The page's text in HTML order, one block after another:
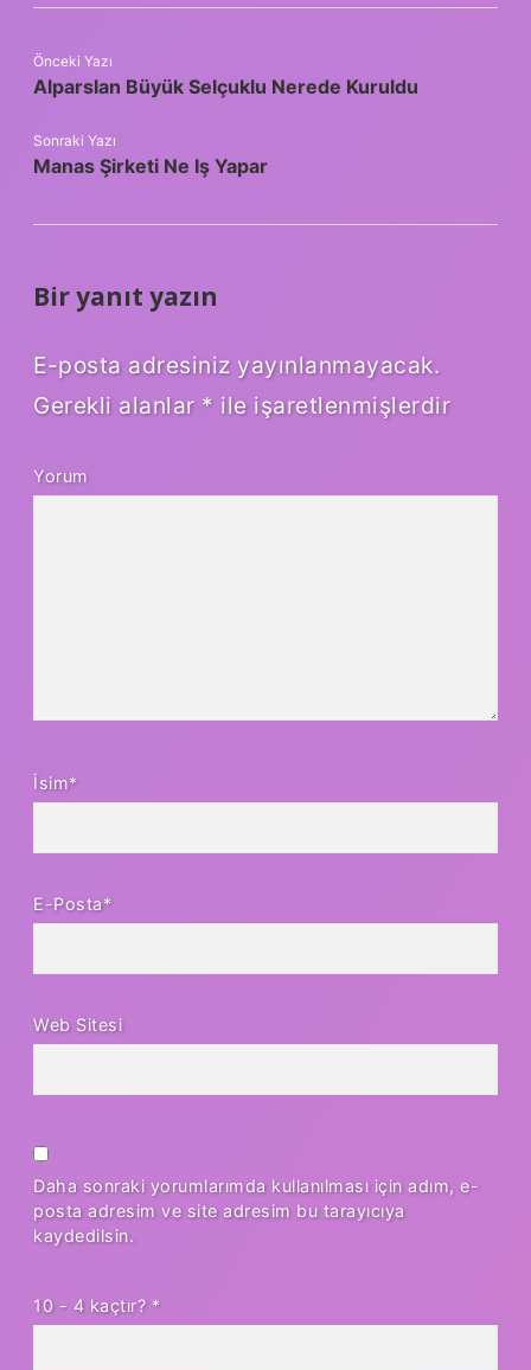
Önceki Yazı
Alparslan Büyük Selçuklu Nerede Kuruldu
Sonraki Yazı
Manas Şirketi Ne Iş Yapar
Bir yanıt yazın
E-posta adresiniz yayınlanmayacak.
Gerekli alanlar * ile işaretlenmişlerdir
Yorum
İsim*
E-Posta*
Web Sitesi
Daha sonraki yorumlarımda kullanılması için adım, e-
posta adresim ve site adresim bu tarayıcıya
kaydedilsin.
10 - 4 kaçtır? *